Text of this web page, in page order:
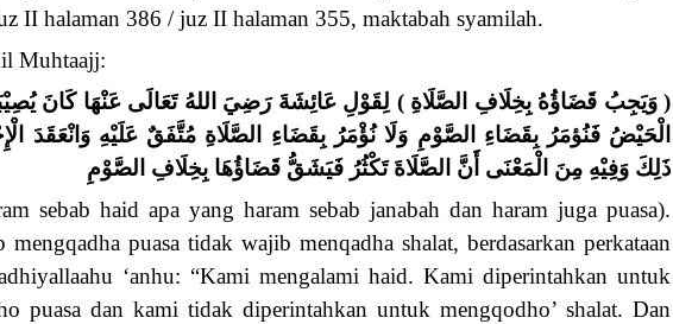
II halaman 386 / juz II halaman 355, maktabah syamilah.
Muhtaajj:
( وَيَجِبُ قَضَاؤُهُ بِخِلَافِ الصَّلَاةِ ) لِقَوْلِ عَائِشَةَ رَضِيَ اللهُ تَعَالَى عَنْهَا كَانَ
الْحَيْضُ فَنُؤمَرُ بِقَضَاءِ الصَّوْمِ وَلَا نُؤْمَرُ بِقَضَاءِ الصَّلَاةِ مُتَّفَقٌ عَلَيْهِ وَانْعَقَدَ
ذَلِكَ وَفِيْهِ مِنَ الْمَعْنَى أَنَّ الصَّلَاةَ تَكْثُرُ فَيَشَقُّ قَضَاؤُهَا بِخِلَافِ الصَّوْمِ
sebab haid apa yang haram sebab janabah dan haram juga puasa).
mengqadha puasa tidak wajib menqadha shalat, berdasarkan perkataan
‘anhu: “Kami mengalami haid. Kami diperintahkan untuk
puasa dan kami tidak diperintahkan untuk mengqodho’ shalat. Dan